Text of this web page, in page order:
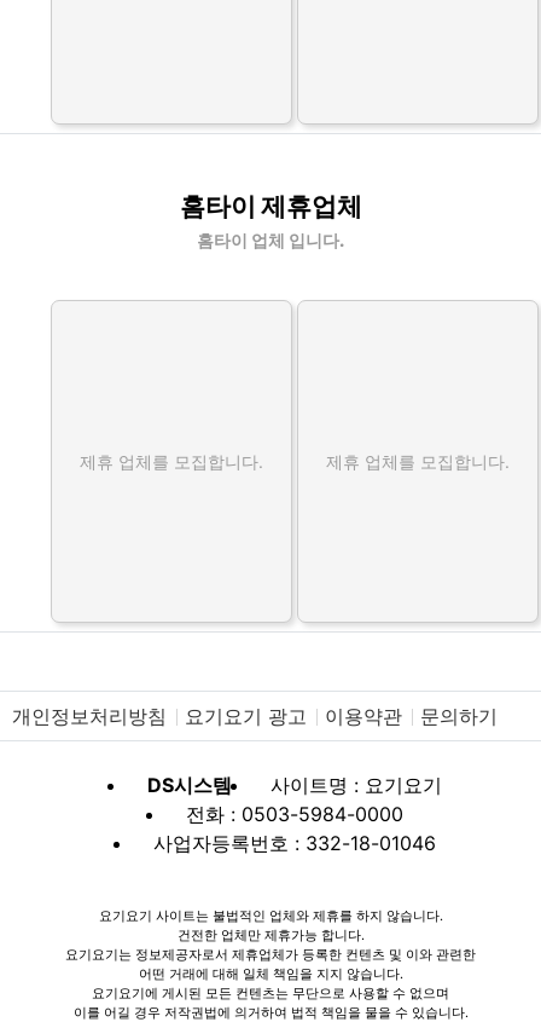
홈타이 제휴업체
홈타이 업체 입니다.
제휴 업체를 모집합니다. 제휴 업체를 모집합니다.
개인정보처리방침 요기요기 광고 이용약관 문의하기
DS시스템
사이트명 : 요기요기
전화 : 0503-5984-0000
사업자등록번호 : 332-18-01046
요기요기 사이트는 불법적인 업체와 제휴를 하지 않습니다.
건전한 업체만 제휴가능 합니다.
요기요기는 정보제공자로서 제휴업체가 등록한 컨텐츠 및 이와 관련한
어떤 거래에 대해 일체 책임을 지지 않습니다.
요기요기에 게시된 모든 컨텐츠는 무단으로 사용할 수 없으며
이를 어길 경우 저작권법에 의거하여 법적 책임을 물을 수 있습니다.